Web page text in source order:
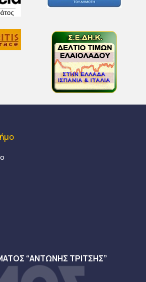
“ΑΝΤΩΝΗΣ ΤΡΙΤΣΗΣ”